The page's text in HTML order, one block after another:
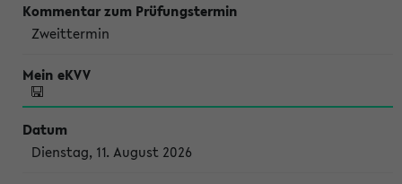
Zweittermin
Dienstag, 11. August 2026